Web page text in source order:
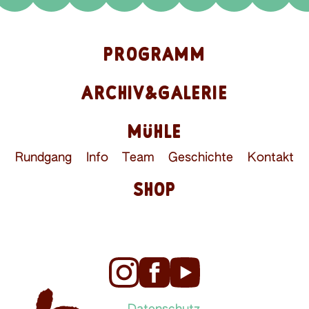
PROGRAMM
ARCHIV&GALERIE
MÜHLE
Rundgang Info Team Geschichte Kontakt
SHOP